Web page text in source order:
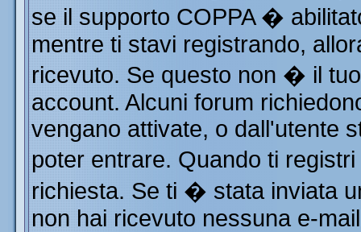
se il supporto COPPA �
mentre ti stavi registrando,
ricevuto. Se questo non � il
account. Alcuni forum
vengano attivate, o dall'utente
poter entrare. Quando ti
richiesta. Se ti � stata inviata
non hai ricevuto nessuna e-